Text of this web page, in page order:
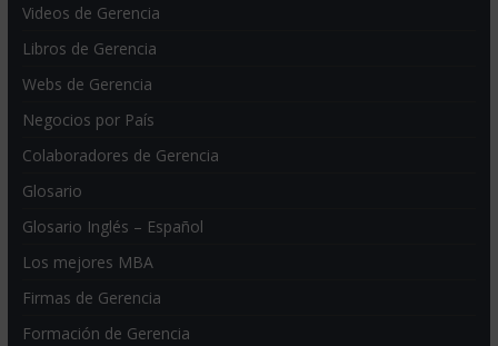
Videos de Gerencia
Libros de Gerencia
Webs de Gerencia
Negocios por País
Colaboradores de Gerencia
Glosario
Glosario Inglés – Español
Los mejores MBA
Firmas de Gerencia
Formación de Gerencia